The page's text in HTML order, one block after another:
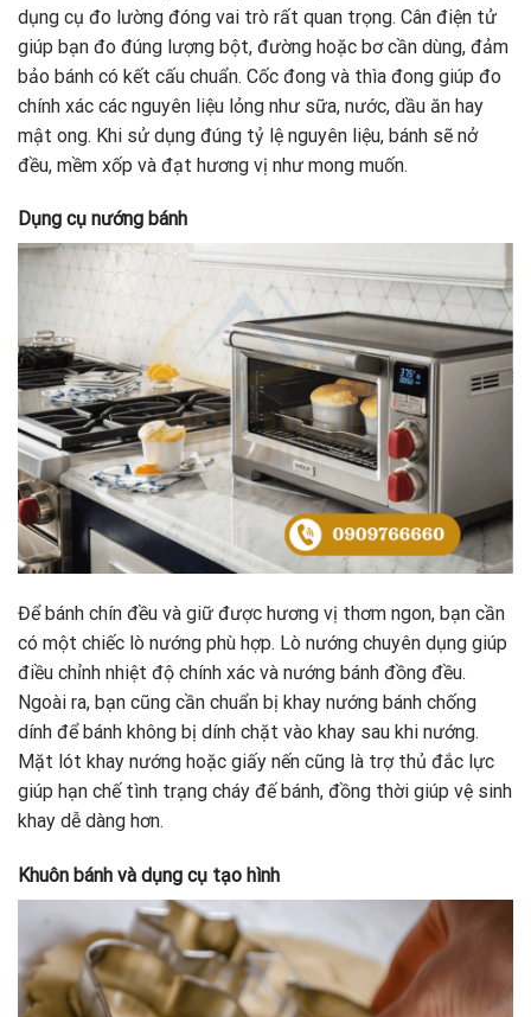
dụng cụ đo lường đóng vai trò rất quan trọng. Cân điện tử
giúp bạn đo đúng lượng bột, đường hoặc bơ cần dùng, đảm
bảo bánh có kết cấu chuẩn. Cốc đong và thìa đong giúp đo
chính xác các nguyên liệu lỏng như sữa, nước, dầu ăn hay
mật ong. Khi sử dụng đúng tỷ lệ nguyên liệu, bánh sẽ nở
đều, mềm xốp và đạt hương vị như mong muốn.
Dụng cụ nướng bánh
Để bánh chín đều và giữ được hương vị thơm ngon, bạn cần
có một chiếc lò nướng phù hợp. Lò nướng chuyên dụng giúp
điều chỉnh nhiệt độ chính xác và nướng bánh đồng đều.
Ngoài ra, bạn cũng cần chuẩn bị khay nướng bánh chống
dính để bánh không bị dính chặt vào khay sau khi nướng.
Mặt lót khay nướng hoặc giấy nến cũng là trợ thủ đắc lực
giúp hạn chế tình trạng cháy đế bánh, đồng thời giúp vệ sinh
khay dễ dàng hơn.
Khuôn bánh và dụng cụ tạo hình